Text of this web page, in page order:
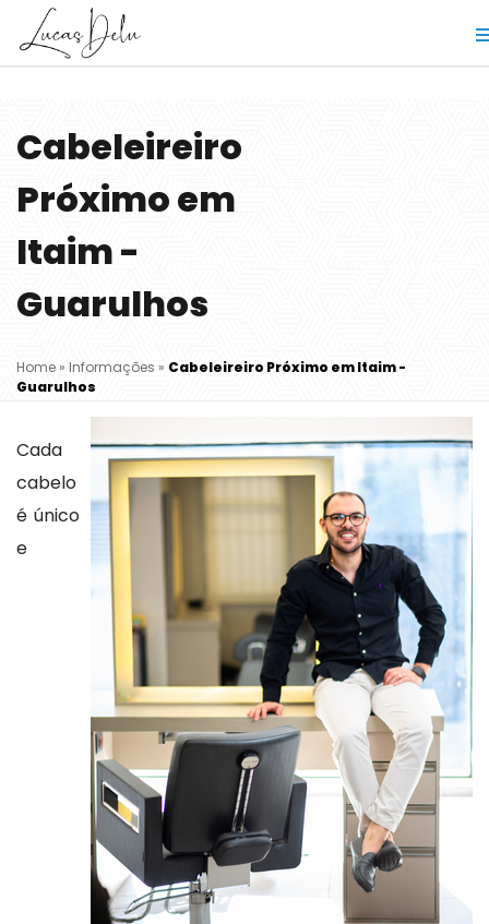
Cabeleireiro
Próximo em
Itaim -
Guarulhos
Home » Informações » Cabeleireiro Próximo em Itaim -
Guarulhos
Cada
cabelo
é único
e